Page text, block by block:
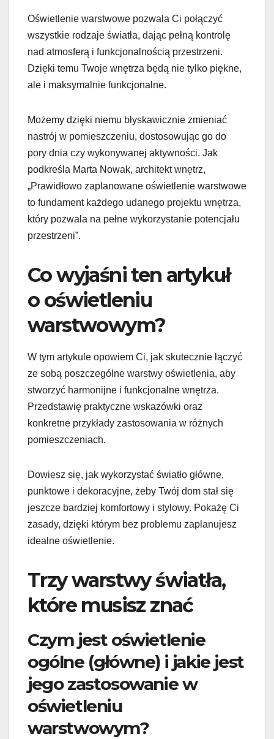
Oświetlenie warstwowe pozwala Ci połączyć
wszystkie rodzaje światła, dając pełną kontrolę
nad atmosferą i funkcjonalnością przestrzeni.
Dzięki temu Twoje wnętrza będą nie tylko piękne,
ale i maksymalnie funkcjonalne.
Możemy dzięki niemu błyskawicznie zmieniać
nastrój w pomieszczeniu, dostosowując go do
pory dnia czy wykonywanej aktywności. Jak
podkreśla Marta Nowak, architekt wnętrz,
„Prawidłowo zaplanowane oświetlenie warstwowe
to fundament każdego udanego projektu wnętrza,
który pozwala na pełne wykorzystanie potencjału
przestrzeni”.
Co wyjaśni ten artykuł
o oświetleniu
warstwowym?
W tym artykule opowiem Ci, jak skutecznie łączyć
ze sobą poszczególne warstwy oświetlenia, aby
stworzyć harmonijne i funkcjonalne wnętrza.
Przedstawię praktyczne wskazówki oraz
konkretne przykłady zastosowania w różnych
pomieszczeniach.
Dowiesz się, jak wykorzystać światło główne,
punktowe i dekoracyjne, żeby Twój dom stał się
jeszcze bardziej komfortowy i stylowy. Pokażę Ci
zasady, dzięki którym bez problemu zaplanujesz
idealne oświetlenie.
Trzy warstwy światła,
które musisz znać
Czym jest oświetlenie
ogólne (główne) i jakie jest
jego zastosowanie w
oświetleniu
warstwowym?